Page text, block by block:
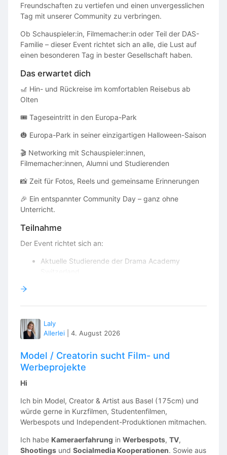
Freundschaften zu vertiefen und einen unvergesslichen
Tag mit unserer Community zu verbringen.
Ob Schauspieler:in, Filmemacher:in oder Teil der DAS-
Familie – dieser Event richtet sich an alle, die Lust auf
einen besonderen Tag in bester Gesellschaft haben.
Das erwartet dich
🎢 Hin- und Rückreise im komfortablen Reisebus ab
Olten
🎟 Tageseintritt in den Europa-Park
🎃 Europa-Park in seiner einzigartigen Halloween-Saison
🎬 Networking mit Schauspieler:innen,
Filmemacher:innen, Alumni und Studierenden
📸 Zeit für Fotos, Reels und gemeinsame Erinnerungen
🎉 Ein entspannter Community Day – ganz ohne
Unterricht.
Teilnahme
Der Event richtet sich an:
Aktuelle Studierende der Drama Academy
Kreative aus unserem Netzwerk
📍 Olten Bahnhof
Informationen erhältst du rechtzeitig vor dem Event per
E-Mail.
Im Preis inbegriffen
✔ Eintritt Europa-Park
Laly
Allerlei
4. August 2026
Model / Creatorin sucht Film- und
Werbeprojekte
Hi
Ich bin Model, Creator & Artist aus Basel (175cm) und
würde gerne in Kurzfilmen, Studentenfilmen,
Werbespots und Independent-Produktionen mitmachen.
Ich habe Kameraerfahrung in Werbespots, TV,
Shootings und Socialmedia Kooperationen. Sowie aus